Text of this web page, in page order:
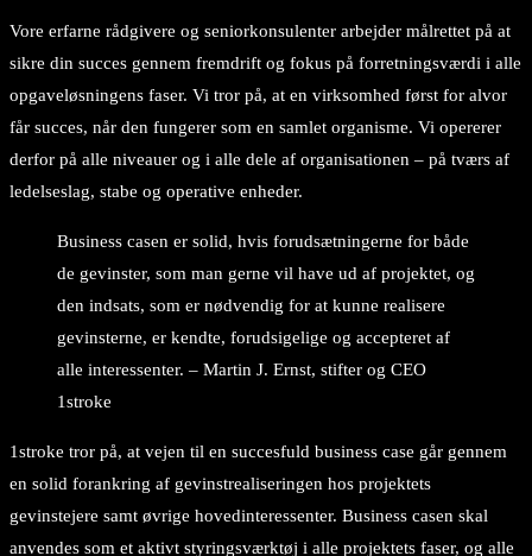
Vore erfarne rådgivere og seniorkonsulenter arbejder målrettet på at
sikre din succes gennem fremdrift og fokus på forretningsværdi i alle
opgaveløsningens faser. Vi tror på, at en virksomhed først for alvor
får succes, når den fungerer som en samlet organisme. Vi opererer
derfor på alle niveauer og i alle dele af organisationen – på tværs af
ledelseslag, stabe og operative enheder.
Business casen er solid, hvis forudsætningerne for både
de gevinster, som man gerne vil have ud af projektet, og
den indsats, som er nødvendig for at kunne realisere
gevinsterne, er kendte, forudsigelige og accepteret af
alle interessenter. – Martin J. Ernst, stifter og CEO
1stroke
1stroke tror på, at vejen til en succesfuld business case går gennem
en solid forankring af gevinstrealiseringen hos projektets
gevinstejere samt øvrige hovedinteressenter. Business casen skal
anvendes som et aktivt styringsværktøj i alle projektets faser, og alle